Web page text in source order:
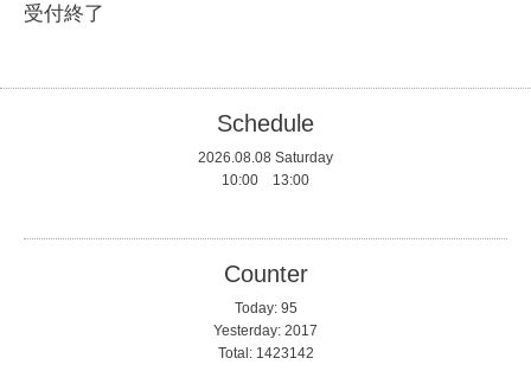
受付終了
Schedule
2026.08.08 Saturday
10:00 13:00
Counter
Today: 95
Yesterday: 2017
Total: 1423142